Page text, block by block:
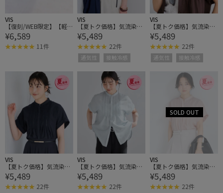
VIS
【復刻/WEB限定】【軽
量】フロント金具エアリ
ーソフトバッグ
¥6,589
11件
VIS
【夏トク価格】気流染め
ピコピンタック半袖ブラ
ウス/接触冷感
¥5,489
22件
通気性 接触冷感
VIS
【夏トク価格】気流染め
ピコピンタック半袖ブラ
ウス/接触冷感
¥5,489
22件
通気性 接触冷感
VIS
【夏トク価格】気流染め
ピコピンタック半袖ブラ
ウス/接触冷感
¥5,489
22件
VIS
【夏トク価格】気流染め
ピコピンタック半袖ブラ
ウス/接触冷感
¥5,489
22件
VIS
【夏トク価格】気流染め
ピコピンタック半袖ブラ
ウス/接触冷感
¥5,489
22件